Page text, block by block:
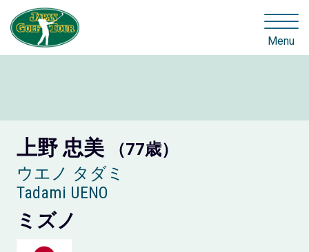
Menu
上野 忠美
（77歳）
ウエノ タダミ
Tadami UENO
ミズノ